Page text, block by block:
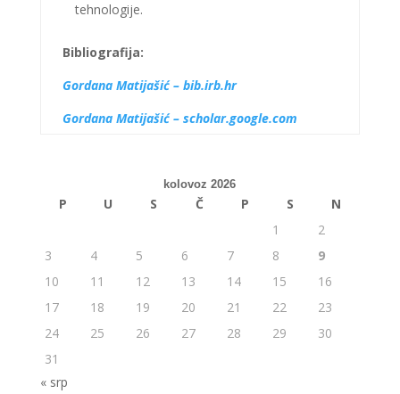
tehnologije.
Bibliografija:
Gordana Matijašić – bib.irb.hr
Gordana Matijašić – scholar.google.com
kolovoz 2026
P U S Č P S
N
1
2
3
4 5 6 7 8
9
10
11 12 13 14 15
16
17
18 19 20 21 22
23
24
25 26 27 28 29
30
31
« srp